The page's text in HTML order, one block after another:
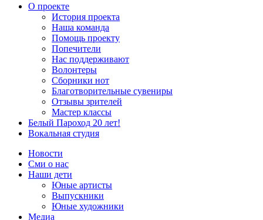
О проекте
История проекта
Наша команда
Помощь проекту
Попечители
Нас поддерживают
Волонтеры
Сборники нот
Благотворительные сувениры
Отзывы зрителей
Мастер классы
Белый Пароход 20 лет!
Вокальная студия
Новости
Сми о нас
Наши дети
Юные артисты
Выпускники
Юные художники
Медиа